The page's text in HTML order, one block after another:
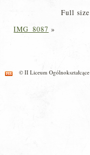
Full
IMG_8087 »
© II Liceum